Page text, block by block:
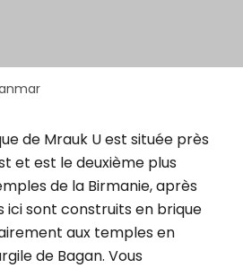
de Mrauk U est située près
et est le deuxième plus
de la Birmanie, après
ici sont construits en brique
aux temples en
de Bagan. Vous